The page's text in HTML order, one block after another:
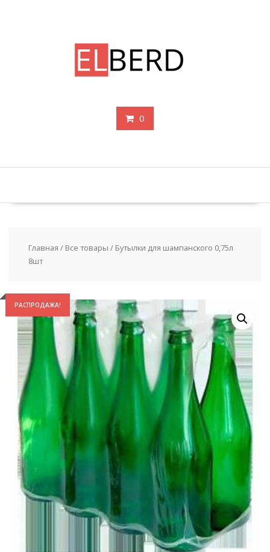
0
Главная / Все товары / Бутылки для шампанского 0,75л
8шт
РАСПРОДАЖА!